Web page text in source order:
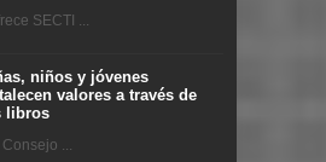
SECTI ...
niños y jóvenes
valores a través de
libros
Consejo ...